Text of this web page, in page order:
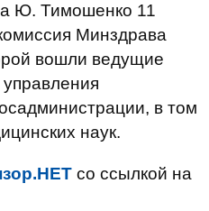
Ю. Тимошенко 11
Минздрава
вошли ведущие
в том
наук.
со ссылкой на